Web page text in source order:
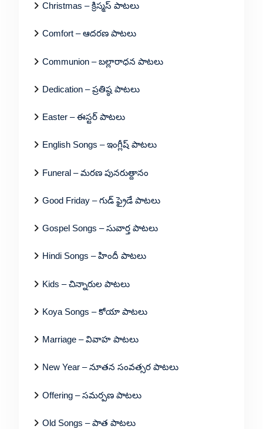
Christmas – క్రిస్మస్ పాటలు
Comfort – ఆదరణ పాటలు
Communion – బల్లారాధన పాటలు
Dedication – ప్రతిష్ఠ పాటలు
Easter – ఈస్టర్ పాటలు
English Songs – ఇంగ్లీష్ పాటలు
Funeral – మరణ పునరుత్దానం
Good Friday – గుడ్ ఫ్రైడే పాటలు
Gospel Songs – సువార్త పాటలు
Hindi Songs – హిందీ పాటలు
Kids – చిన్నారుల పాటలు
Koya Songs – కోయా పాటలు
Marriage – వివాహ పాటలు
New Year – నూతన సంవత్సర పాటలు
Offering – సమర్పణ పాటలు
Old Songs – పాత పాటలు